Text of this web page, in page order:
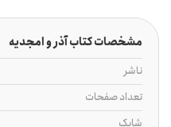
مشخصات کتاب آذر و امجدیه
ناشر
تعداد صفحات
شابک